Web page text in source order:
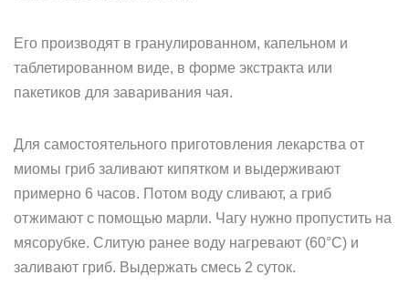
Его производят в гранулированном, капельном и
таблетированном виде, в форме экстракта или
пакетиков для заваривания чая.
Для самостоятельного приготовления лекарства от
миомы гриб заливают кипятком и выдерживают
примерно 6 часов. Потом воду сливают, а гриб
отжимают с помощью марли. Чагу нужно пропустить на
мясорубке. Слитую ранее воду нагревают (60°С) и
заливают гриб. Выдержать смесь 2 суток.